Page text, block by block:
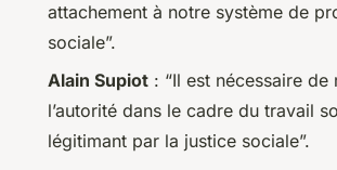
attachement à notre système de
sociale”.
Alain Supiot : “Il est nécessaire de
l’autorité dans le cadre du travail
légitimant par la justice sociale”.